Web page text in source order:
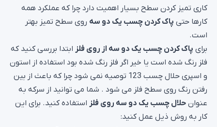
کاری تمیز کردن سطح بسیار اهمیت دارد چرا که عملکرد همه
کارها حتی پاک کردن چسب یک دو سه روی سطح تمیز بهتر
است.
برای پاک کردن چسب یک دو سه از روی فلز ابتدا بررسی کنید که
فلز رنگ شده است یا خیر اگر فلز رنگ شده بود استفاده از استون
و اسپری حلال چسب 123 توصیه نمی شود چرا که باعث از بین
رفتن رنگ روی سطح فلز می شود . شما می توانید از سرکه به
عنوان حلال چسب یک دو سه روی فلز استفاده کنید. برای این
کار به روش ذیل عمل کنید: